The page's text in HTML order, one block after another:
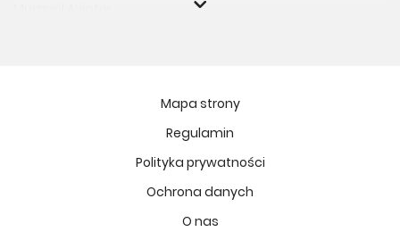
Murapol Osiedle Szafirove
MIASTECZKO NOVA FALA
Żywiecka Vita
Osiedle Art Park
Mapa strony
Regulamin
Polityka prywatności
Ochrona danych
O nas